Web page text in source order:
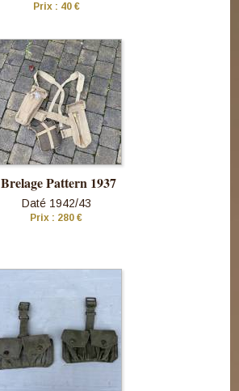
cette pièce
Prix : 40 €
cette pièce
Brelage Pattern 1937
Daté 1942/43
Prix : 280 €